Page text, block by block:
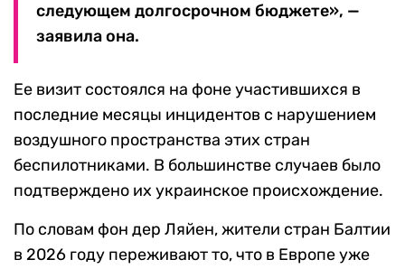
следующем долгосрочном бюджете», —
заявила она.
Ее визит состоялся на фоне участившихся в
последние месяцы инцидентов с нарушением
воздушного пространства этих стран
беспилотниками. В большинстве случаев было
подтверждено их украинское происхождение.
По словам фон дер Ляйен, жители стран Балтии
в 2026 году переживают то, что в Европе уже